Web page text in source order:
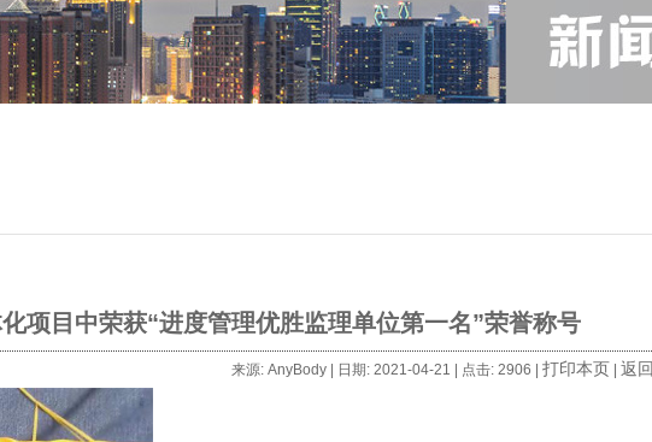
项目中荣获“进度管理优胜监理单位第一名”荣誉称号
来源: AnyBody | 日期: 2021-04-21 | 点击: 2906 | 打印本页 返